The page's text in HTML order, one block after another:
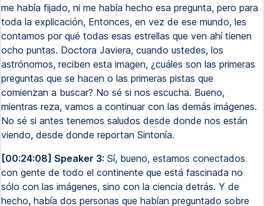
me había fijado, ni me había hecho esa pregunta, pero para
toda la explicación, Entonces, en vez de ese mundo, les
contamos por qué todas esas estrellas que ven ahí tienen
ocho puntas. Doctora Javiera, cuando ustedes, los
astrónomos, reciben esta imagen, ¿cuáles son las primeras
preguntas que se hacen o las primeras pistas que
comienzan a buscar? No sé si nos escucha. Bueno,
mientras reza, vamos a continuar con las demás imágenes.
No sé si antes tenemos saludos desde donde nos están
viendo, desde donde reportan Sintonía.
[00:24:08] Speaker 3: Sí, bueno, estamos conectados
con gente de todo el continente que está fascinada no
sólo con las imágenes, sino con la ciencia detrás. Y de
hecho, había dos personas que habían preguntado sobre